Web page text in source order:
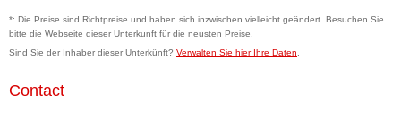
*: Die Preise sind Richtpreise und haben sich inzwischen vielleicht geändert. Besuchen Sie
bitte die Webseite dieser Unterkunft für die neusten Preise.
Sind Sie der Inhaber dieser Unterkünft? Verwalten Sie hier Ihre Daten
Contact